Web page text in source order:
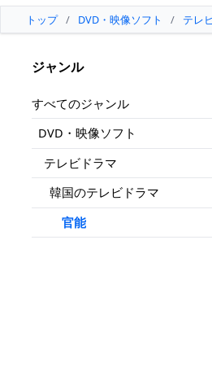
トップ / DVD・映像ソフト / テレ
ジャンル
すべてのジャンル
DVD・映像ソフト
テレビドラマ
韓国のテレビドラマ
官能